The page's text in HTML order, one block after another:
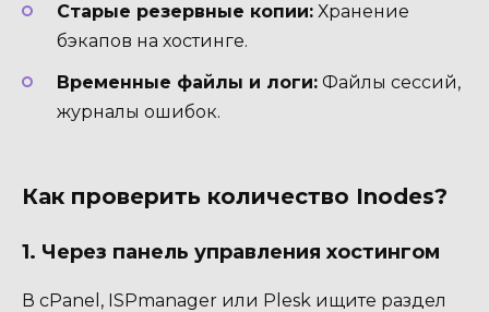
Старые резервные копии: Хранение
бэкапов на хостинге.
Временные файлы и логи: Файлы сессий,
журналы ошибок.
Как проверить количество Inodes?
1. Через панель управления хостингом
В cPanel, ISPmanager или Plesk ищите раздел